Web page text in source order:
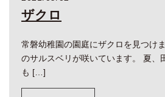
ザクロ
常磐幼稚園の園庭にザクロを見つけ
のサルスベリが咲いています。 夏、
も […]